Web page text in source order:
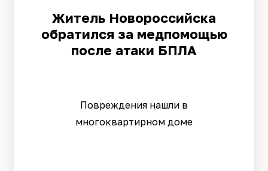
Житель Новороссийска
обратился за медпомощью
после атаки БПЛА
Повреждения нашли в
многоквартирном доме